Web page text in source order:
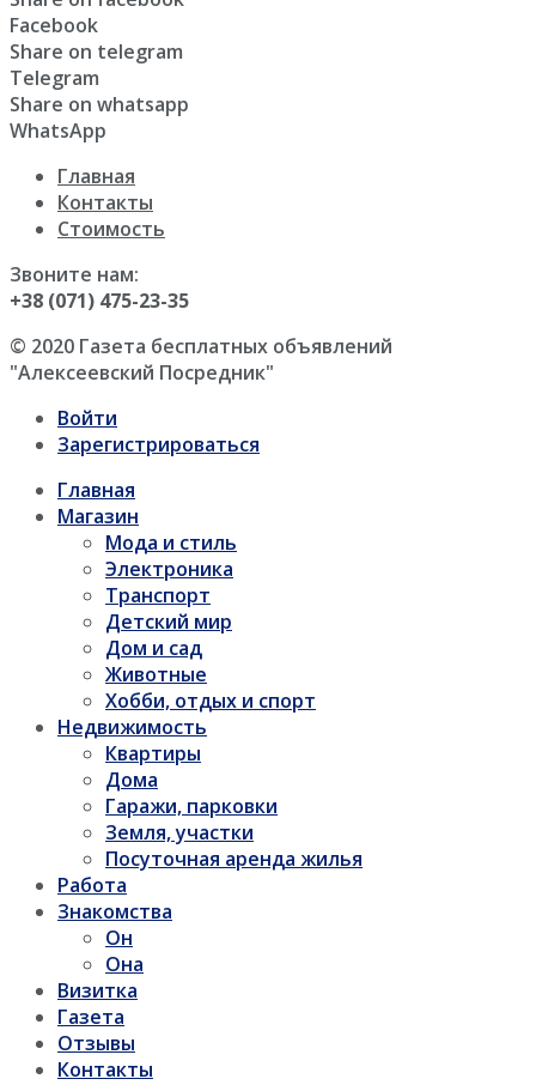
Facebook
Share on telegram
Telegram
Share on whatsapp
WhatsApp
Главная
Контакты
Стоимость
Звоните нам:
+38 (071) 475-23-35
© 2020 Газета бесплатных объявлений
"Алексеевский Посредник"
Войти
Зарегистрироваться
Главная
Магазин
Мода и стиль
Электроника
Транспорт
Детский мир
Дом и сад
Животные
Хобби, отдых и спорт
Недвижимость
Квартиры
Дома
Гаражи, парковки
Земля, участки
Посуточная аренда жилья
Работа
Знакомства
Он
Она
Визитка
Газета
Отзывы
Контакты